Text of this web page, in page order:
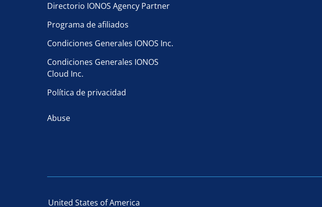
Directorio IONOS Agency Partner
Programa de afiliados
Condiciones Generales IONOS Inc.
Condiciones Generales IONOS
Cloud Inc.
Política de privacidad
Abuse
United States of America